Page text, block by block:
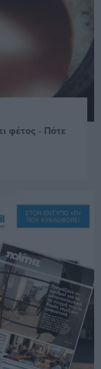
φέτος - Πότε